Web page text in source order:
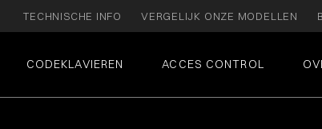
TECHNISCHE INFO VERGELIJK ONZE MODELLEN
CODEKLAVIEREN ACCES CONTROL